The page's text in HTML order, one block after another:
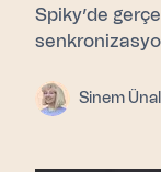
Spiky’de
Sinem Ünal